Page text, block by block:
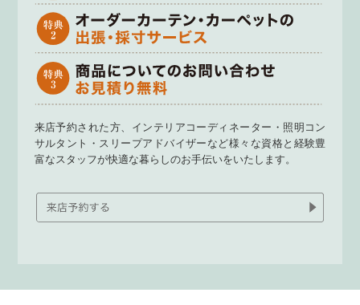
来店予約された方、インテリアコーディネーター・照明コン
サルタント・スリープアドバイザーなど様々な資格と経験豊
富なスタッフが快適な暮らしのお手伝いをいたします。